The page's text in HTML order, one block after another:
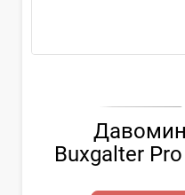
Buxgalter